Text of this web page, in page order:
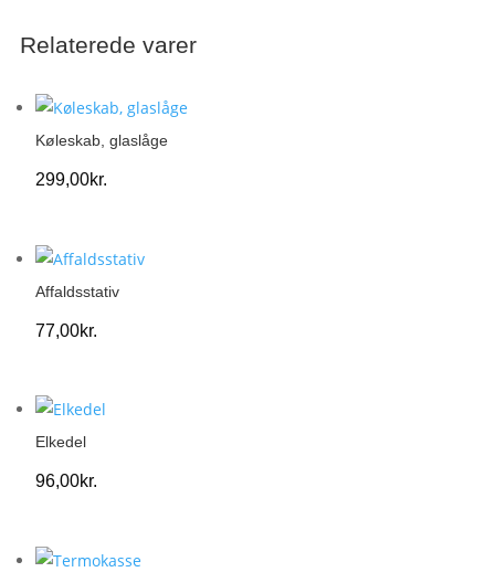
Relaterede varer
Køleskab, glaslåge
299,00kr.
Affaldsstativ
77,00kr.
Elkedel
96,00kr.